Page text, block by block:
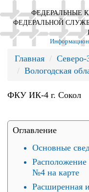
ФЕДЕРАЛЬНЫЕ
ФЕДЕРАЛЬНОЙ
Главная
Вологодская
ФКУ ИК-4 г. Сокол
Оглавление
Основные
№4 на карте
Расширенная